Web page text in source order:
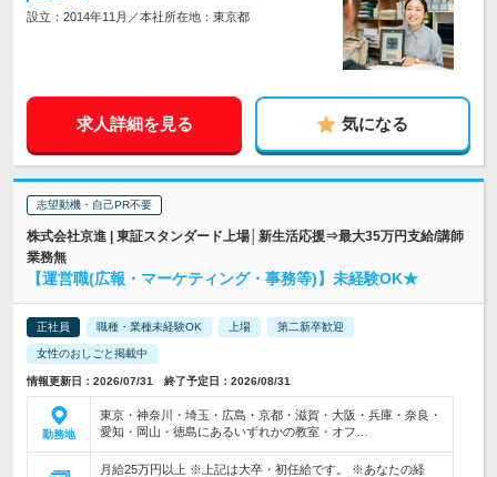
設立：2014年11月／本社所在地：東京都
求人詳細を見る 気になる
志望動機・自己PR不要
株式会社京進 | 東証スタンダード上場│新生活応援⇒最大35万円支給/講師
業務無
【運営職(広報・マーケティング・事務等)】未経験OK★
正社員 職種・業種未経験OK 上場 第二新卒歓迎
女性のおしごと掲載中
情報更新日：2026/07/31 終了予定日：2026/08/31
勤務地
東京・神奈川・埼玉・広島・京都・滋賀・大阪・兵庫・奈良・
愛知・岡山・徳島にあるいずれかの教室・オフ…
月給25万円以上 ※上記は大卒・初任給です。 ※あなたの経